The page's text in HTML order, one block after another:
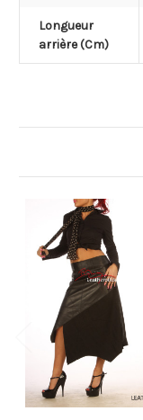
Longueur
arrière (Cm)